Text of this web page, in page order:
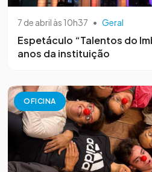
7 de abril às 10h37 • Geral
Espetáculo “Talentos do
anos da instituição
OFICINA